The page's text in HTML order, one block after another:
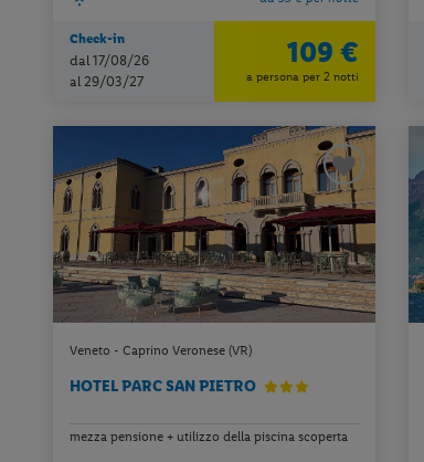
Check-in
dal 17/08/26
al 29/03/27
109 €
a persona per 2 notti
Veneto - Caprino Veronese (VR)
HOTEL PARC SAN PIETRO
mezza pensione + utilizzo della piscina scoperta